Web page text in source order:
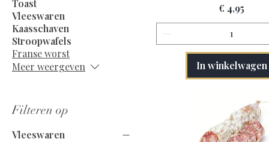
Toast
Vleeswaren
Kaasschaven
Stroopwafels
Franse worst
Meer weergeven
Filteren op
Vleeswaren
Prijs
€ 4,95
In winkelwagen